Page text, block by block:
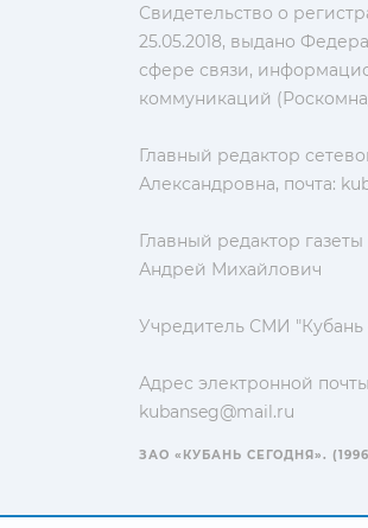
Свидетельство о
25.05.2018, выдано
сфере связи,
коммуникаций
Главный редактор
Александровна, почта:
Главный редактор
Андрей Михайлович
Учредитель СМИ "Кубань
Адрес электронной
kubanseg@mail.ru
ЗАО «КУБАНЬ СЕГОДНЯ».